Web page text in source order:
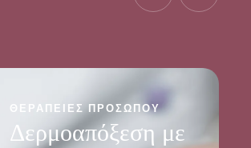
ΘΕΡΑΠΕΊΕΣ ΠΡΟΣΏΠΟΥ
Δερμοαπόξεση με